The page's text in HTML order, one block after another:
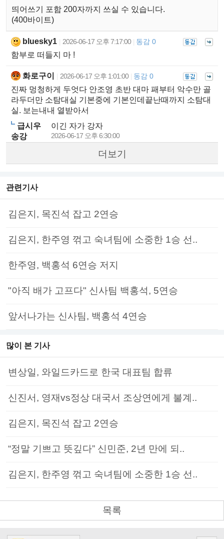
띄어쓰기 포함 200자까지 쓰실 수 있습니다.
(400바이트)
bluesky1 2026-06-17 오후 7:17:00 동감 0
함부로 떠들지 마 !
화로구이 2026-06-17 오후 1:01:00 동감 0
진짜 멍청하게 두엇다 안조영 초반 대마 패부터 악수만 골
라두더만 소탐대실 기본중에 기본인데끝난때까지 소탐대
실. 보는내내 열받아서
급시우
송강
이긴 자가 강자
2026-06-17 오후 6:30:00
더보기
관련기사
김은지, 목진석 잡고 2연승
김은지, 한주영 꺾고 숙녀팀에 소중한 1승 선..
한주영, 백홍석 6연승 저지
"아직 배가 고프다" 신사팀 백홍석, 5연승
앞서나가는 신사팀, 백홍석 4연승
많이 본 기사
변상일, 와일드카드로 한국 대표팀 합류
신진서, 영재vs정상 대국서 조상연에게 불계..
김은지, 목진석 잡고 2연승
“정말 기쁘고 뜻깊다” 신민준, 2년 만에 되..
김은지, 한주영 꺾고 숙녀팀에 소중한 1승 선..
목록